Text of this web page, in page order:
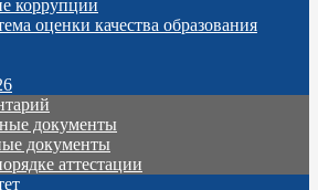
коррупции
оценки качества образования
документы
документы
аттестации